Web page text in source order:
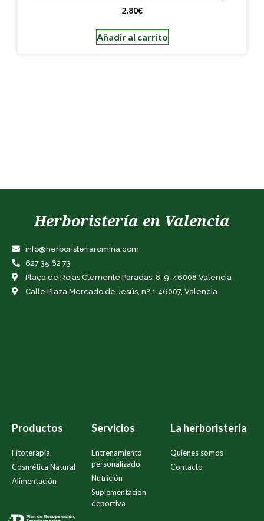
2.80€
Añadir al carrito
Herboristería en Valencia
info@herboristeriaromina.com
627 35 62 73
Plaça de Rojas Clemente Paradas, 8-9, 46008 Valencia
Calle Plaza Mercado de Jesús, nº 1 46007, Valencia
Productos
Fitoterapia
Cosmética Natural
Alimentación
Servicios
Entrenamiento
personalizado
Nutrición
Suplementación
deportiva
La herboristería
Quienes somos
Contacto